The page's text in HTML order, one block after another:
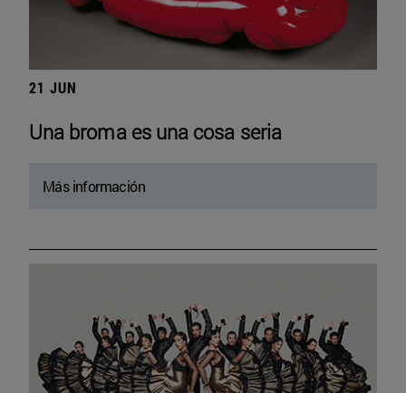
21 JUN
Una broma es una cosa seria
Más información